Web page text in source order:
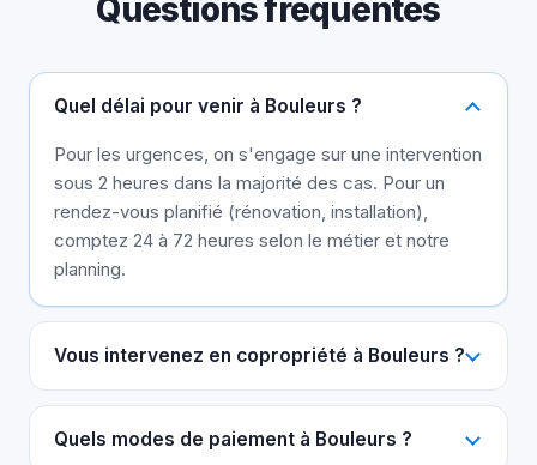
Questions fréquentes
Quel délai pour venir à Bouleurs ?
Pour les urgences, on s'engage sur une intervention
sous 2 heures dans la majorité des cas. Pour un
rendez-vous planifié (rénovation, installation),
comptez 24 à 72 heures selon le métier et notre
planning.
Vous intervenez en copropriété à Bouleurs ?
Quels modes de paiement à Bouleurs ?